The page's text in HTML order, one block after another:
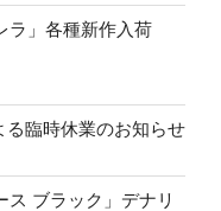
ラ」各種新作入荷
る臨時休業のお知らせ
ブラック」デナリ